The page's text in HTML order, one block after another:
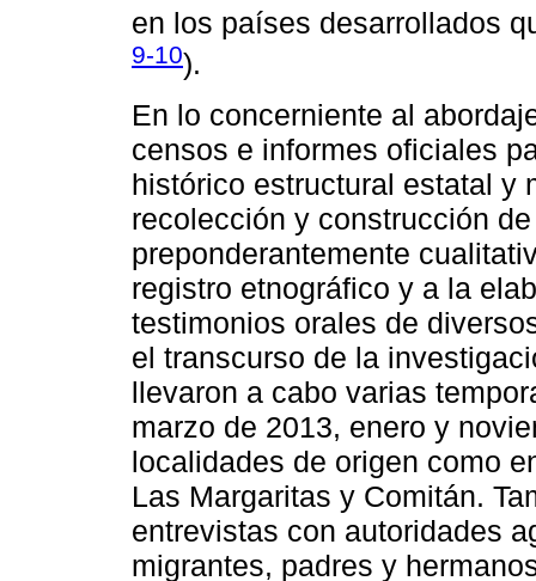
en los países desarrollados
9-10).
En lo concerniente al
censos e informes oficiales
histórico estructural estatal y
recolección y construcción
preponderantemente
registro etnográfico y a la
testimonios orales de
el transcurso de la
llevaron a cabo varias
marzo de 2013, enero y
localidades de origen como
Las Margaritas y Comitán.
entrevistas con autoridades
migrantes, padres y